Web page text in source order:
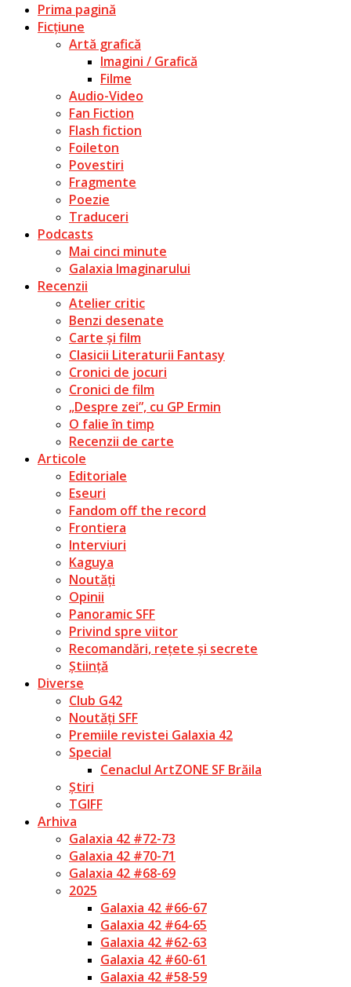
Prima pagină
Ficțiune
Artă grafică
Imagini / Grafică
Filme
Audio-Video
Fan Fiction
Flash fiction
Foileton
Povestiri
Fragmente
Poezie
Traduceri
Podcasts
Mai cinci minute
Galaxia Imaginarului
Recenzii
Atelier critic
Benzi desenate
Carte și film
Clasicii Literaturii Fantasy
Cronici de jocuri
Cronici de film
„Despre zei”, cu GP Ermin
O falie în timp
Recenzii de carte
Articole
Editoriale
Eseuri
Fandom off the record
Frontiera
Interviuri
Kaguya
Noutăți
Opinii
Panoramic SFF
Privind spre viitor
Recomandări, rețete și secrete
Știință
Diverse
Club G42
Noutăți SFF
Premiile revistei Galaxia 42
Special
Cenaclul ArtZONE SF Brăila
Știri
TGIFF
Arhiva
Galaxia 42 #72-73
Galaxia 42 #70-71
Galaxia 42 #68-69
2025
Galaxia 42 #66-67
Galaxia 42 #64-65
Galaxia 42 #62-63
Galaxia 42 #60-61
Galaxia 42 #58-59